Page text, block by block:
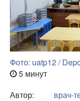
Фото: uatp12 /
5 минут
Автор:
врач-